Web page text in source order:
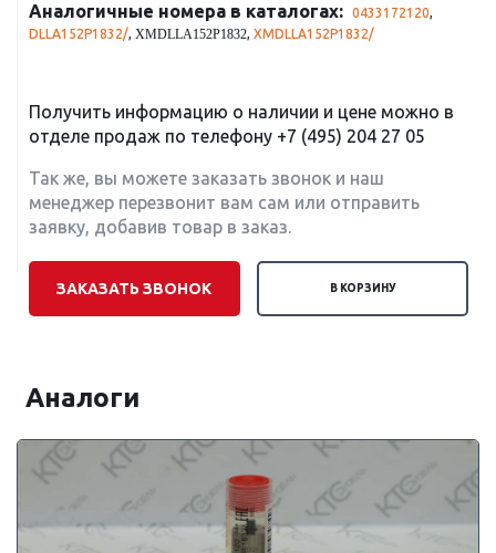
Аналогичные номера в каталогах: 0433172120,
DLLA152P1832/, XMDLLA152P1832, XMDLLA152P1832/
Получить информацию о наличии и цене можно в
отделе продаж по телефону +7 (495) 204 27 05
Так же, вы можете заказать звонок и наш
менеджер перезвонит вам сам или отправить
заявку, добавив товар в заказ.
ЗАКАЗАТЬ ЗВОНОК В КОРЗИНУ
Аналоги